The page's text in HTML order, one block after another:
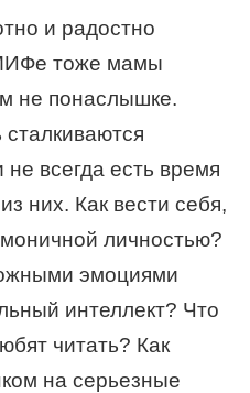
и радостно
тоже мамы
не понаслышке.
всегда есть время
них. Как вести себя,
личностью?
эмоциями
интеллект? Что
читать? Как
на серьезные